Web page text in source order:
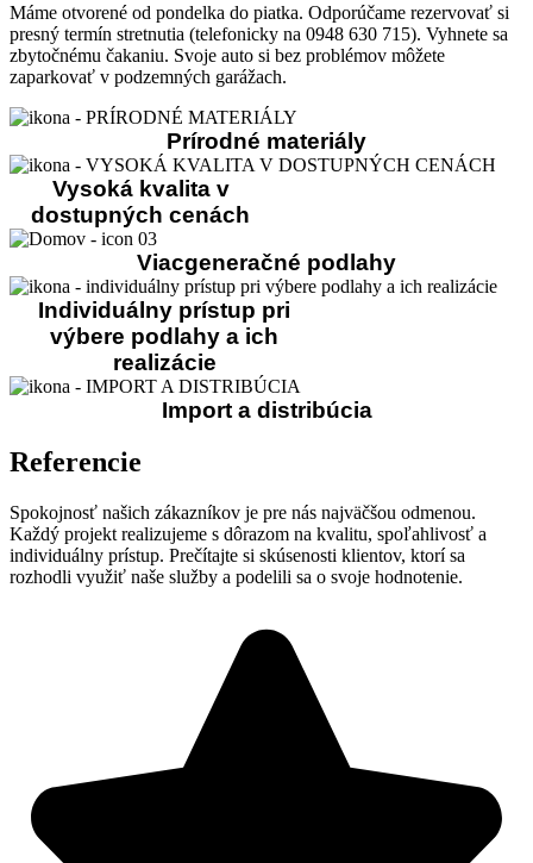
Máme otvorené od pondelka do piatka. Odporúčame rezervovať si
presný termín stretnutia (telefonicky na 0948 630 715). Vyhnete sa
zbytočnému čakaniu. Svoje auto si bez problémov môžete
zaparkovať v podzemných garážach.
Prírodné materiály
Vysoká kvalita v
dostupných cenách​
Viacgeneračné podlahy​
Individuálny prístup pri
výbere podlahy a ich
realizácie​
Import a distribúcia
Referencie
Spokojnosť našich zákazníkov je pre nás najväčšou odmenou.
Každý projekt realizujeme s dôrazom na kvalitu, spoľahlivosť a
individuálny prístup. Prečítajte si skúsenosti klientov, ktorí sa
rozhodli využiť naše služby a podelili sa o svoje hodnotenie.